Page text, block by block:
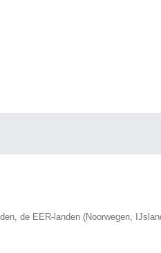
de EER-landen (Noorwegen,